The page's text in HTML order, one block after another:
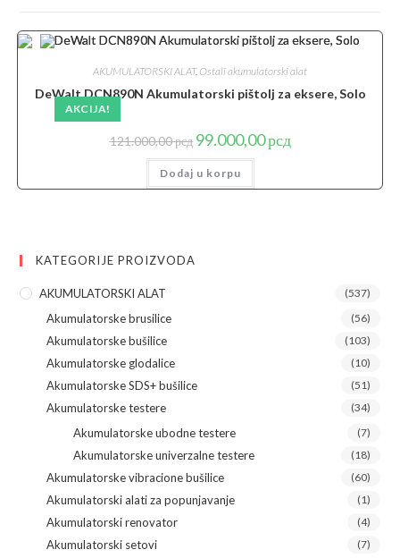
AKCIJA!
AKUMULATORSKI ALAT, Ostali akumulatorski alat
DeWalt DCN890N Akumulatorski pištolj za eksere, Solo
121.000,00рсд Originalna
cena
je
bila:
121.000,00 рсд.
99.000,00рсдTrenutna
cena
Dodaj u korpu
KATEGORIJE PROIZVODA
AKUMULATORSKI ALAT (537)
Akumulatorske brusilice (56)
Akumulatorske bušilice (103)
Akumulatorske glodalice (10)
Akumulatorske SDS+ bušilice (51)
Akumulatorske testere (34)
Akumulatorske ubodne testere (7)
Akumulatorske univerzalne testere (18)
Akumulatorske vibracione bušilice (60)
Akumulatorski alati za popunjavanje (1)
Akumulatorski renovator (4)
Akumulatorski setovi (7)